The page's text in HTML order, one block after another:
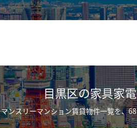
目黒区の家具家
ンスリーマンション賃貸物件一覧を、